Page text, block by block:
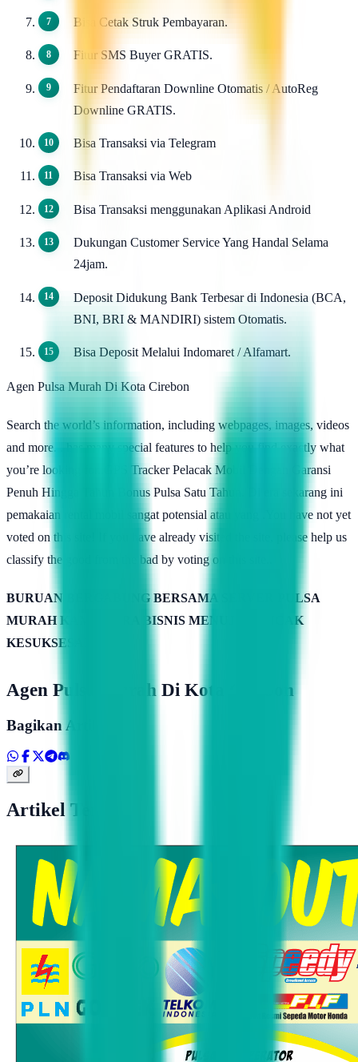
Bisa Cetak Struk Pembayaran.
Fitur SMS Buyer GRATIS.
Fitur Pendaftaran Downline Otomatis / AutoReg
Downline GRATIS.
Bisa Transaksi via Telegram
Bisa Transaksi via Web
Bisa Transaksi menggunakan Aplikasi Android
Dukungan Customer Service Yang Handal Selama
24jam.
Deposit Didukung Bank Terbesar di Indonesia (BCA,
BNI, BRI & MANDIRI) sistem Otomatis.
Bisa Deposit Melalui Indomaret / Alfamart.
Agen Pulsa Murah Di Kota Cirebon
Search the world’s information, including webpages, images, videos
and more. . has many special features to help you find exactly what
you’re looking for..GPS Tracker Pelacak Mobil Dengan Garansi
Penuh Hingga Tahun Bonus Pulsa Satu Tahun. Di era sekarang ini
pemakaian rental mobil sangat potensial atau yang .You have not yet
voted on this site! If you have already visited the site, please help us
classify the good from the bad by voting on this site..
BURUAN BERGABUNG BERSAMA SERVER PULSA
MURAH KAMIMITRA BISNIS MENUJU PUNCAK
KESUKSESAN
Agen Pulsa Murah Di Kota Cirebon
Bagikan Artikel
Artikel Terkait